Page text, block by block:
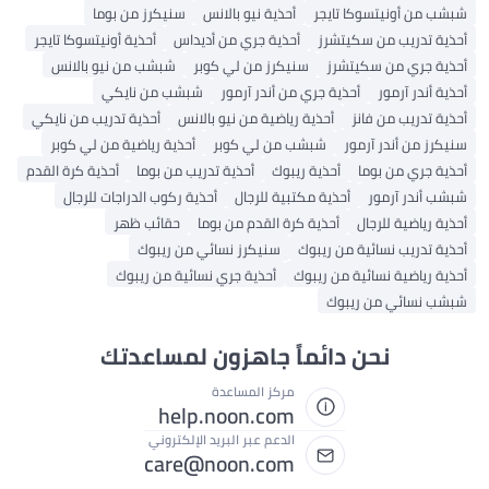
شبشب من أونيتسوكا تايجر أحذية نيو بالانس
سنيكرز من بوما
أحذية تدريب من سكيتشرز
أحذية جري من أديداس
أحذية أونيتسوكا تايجر
أحذية جري من سكيتشرز
سنيكرز من لي كوبر
شبشب من نيو بالانس
أحذية أندر آرمور
أحذية جري من أندر آرمور
شبشب من نايكي
أحذية تدريب من فانز
أحذية رياضية من نيو بالانس
أحذية تدريب من نايكي
سنيكرز من أندر آرمور
شبشب من لي كوبر
أحذية رياضية من لي كوبر
أحذية جري من بوما
أحذية ريبوك أحذية تدريب من بوما
أحذية كرة القدم
شبشب أندر آرمور
أحذية مكتبية للرجال
أحذية ركوب الدراجات للرجال
أحذية رياضية للرجال
أحذية كرة القدم من بوما
حقائب ظهر
أحذية تدريب نسائية من ريبوك
سنيكرز نسائي من ريبوك
أحذية رياضية نسائية من ريبوك
أحذية جري نسائية من ريبوك
شبشب نسائي من ريبوك
نحن دائماً جاهزون لمساعدتك
مركز المساعدة
help.noon.com
الدعم عبر البريد الإلكتروني
care@noon.com